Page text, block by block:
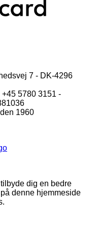
7 - DK-4296
5780 3151 -
1960
dig en bedre
denne hjemmeside